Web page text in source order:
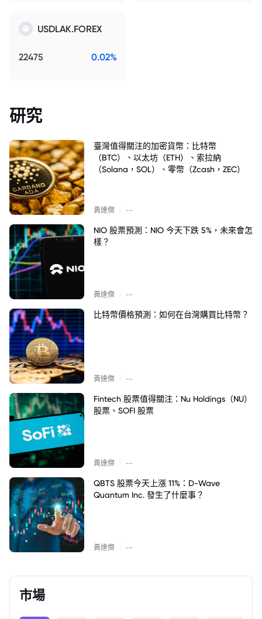
USDLAK.FOREX
22475 0.02%
研究
臺灣值得關注的加密貨幣：比特幣
（BTC）、以太坊（ETH）、索拉納
（Solana，SOL）、零幣（Zcash，ZEC）
黃達傑 --
NIO 股票預測：NIO 今天下跌 5%，未來會怎
樣？
黃達傑 --
比特幣價格預測：如何在台灣購買比特幣？
黃達傑 --
Fintech 股票值得關注：Nu Holdings（NU）
股票、SOFI 股票
黃達傑 --
QBTS 股票今天上漲 11%：D-Wave
Quantum Inc. 發生了什麼事？
黃達傑 --
市場